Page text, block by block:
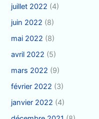
juillet 2022 (4)
juin 2022 (8)
mai 2022 (8)
avril 2022 (5)
mars 2022 (9)
février 2022 (3)
janvier 2022 (4)